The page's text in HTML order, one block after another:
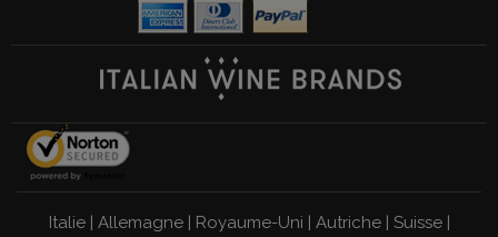
Italie| Allemagne| Royaume-Uni | Autriche| Suisse|